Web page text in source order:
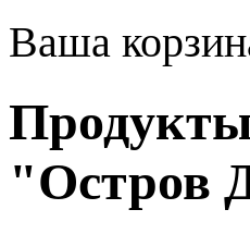
Ваша
"Остров